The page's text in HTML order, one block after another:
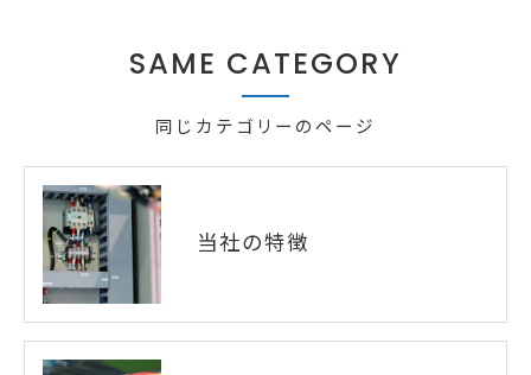
同じカテゴリーのページ
SAME CATEGORY
当社の特徴